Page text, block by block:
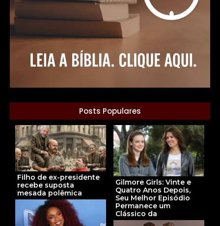
Posts Populares
Filho de ex-presidente
recebe suposta
mesada polêmica
Gilmore Girls: Vinte e
Quatro Anos Depois,
Seu Melhor Episódio
Permanece um
Clássico da